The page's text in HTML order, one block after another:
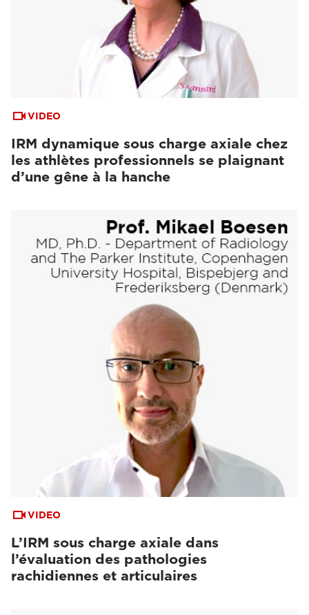
VIDEO
IRM dynamique sous charge axiale chez
les athlètes professionnels se plaignant
d’une gêne à la hanche
VIDEO
L’IRM sous charge axiale dans
l’évaluation des pathologies
rachidiennes et articulaires